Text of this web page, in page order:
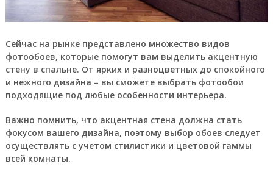
Сейчас на рынке представлено множество видов
фотообоев, которые помогут вам выделить акцентную
стену в спальне. От ярких и разноцветных до спокойного
и нежного дизайна – вы сможете выбрать фотообои
подходящие под любые особенности интерьера.
Важно помнить, что акцентная стена должна стать
фокусом вашего дизайна, поэтому выбор обоев следует
осуществлять с учетом стилистики и цветовой гаммы
всей комнаты.